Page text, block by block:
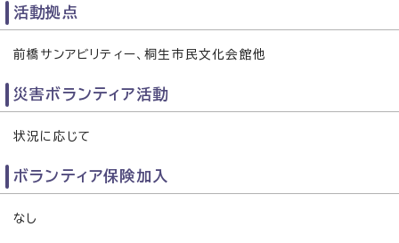
活動拠点
前橋サンアビリティー、桐生市民文化会館他
災害ボランティア活動
状況に応じて
ボランティア保険加入
なし